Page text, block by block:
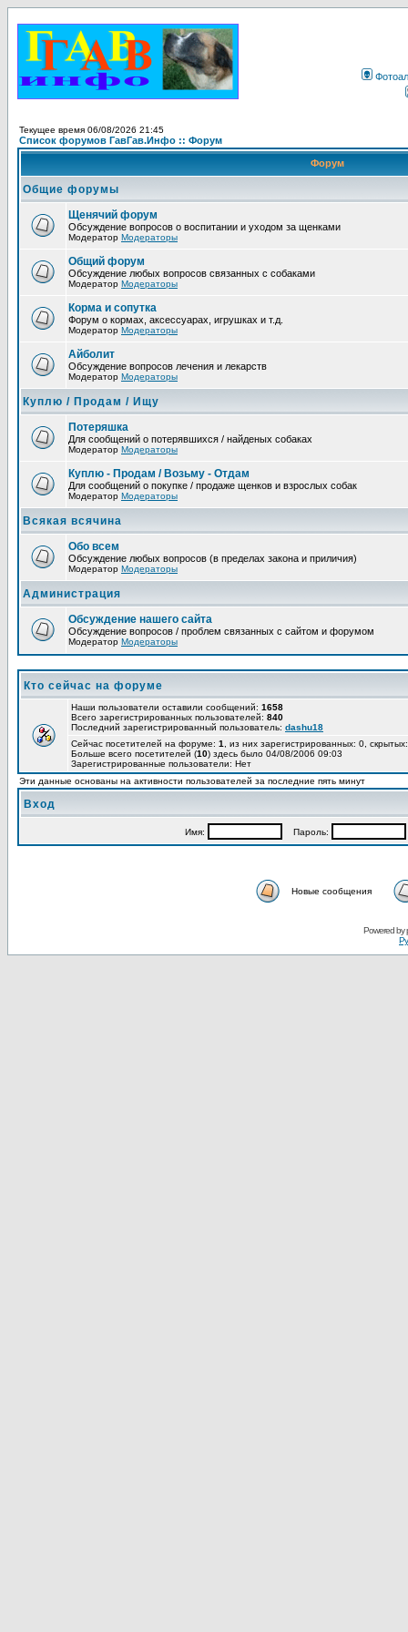
Текущее время 06/08/2026 21:45
Список форумов ГавГав.Инфо :: Форум
Форум
Общие форумы
Щенячий форум
Обсуждение вопросов о воспитании и уходом за щенками
Модератор Модераторы
Общий форум
Обсуждение любых вопросов связанных с собаками
Модератор Модераторы
Корма и сопутка
Форум о кормах, аксессуарах, игрушках и т.д.
Модератор Модераторы
Айболит
Обсуждение вопросов лечения и лекарств
Модератор Модераторы
Куплю / Продам / Ищу
Потеряшка
Для сообщений о потерявшихся / найденых собаках
Модератор Модераторы
Куплю - Продам / Возьму - Отдам
Для сообщений о покупке / продаже щенков и взрослых собак
Модератор Модераторы
Всякая всячина
Обо всем
Обсуждение любых вопросов (в пределах закона и приличия)
Модератор Модераторы
Администрация
Обсуждение нашего сайта
Обсуждение вопросов / проблем связанных с сайтом и форумом
Модератор Модераторы
Кто сейчас на форуме
Наши пользователи оставили сообщений: 1658
Всего зарегистрированных пользователей: 840
Последний зарегистрированный пользователь: dashu18
Сейчас посетителей на форуме: 1
, из них зарегистрированных: 0,
Больше всего посетителей (10) здесь было 04/08/2006 09:03
Зарегистрированные пользователи: Нет
Эти данные основаны на активности пользователей за последние пять минут
Вход
Имя: Пароль:
Новые сообщения
Powered by